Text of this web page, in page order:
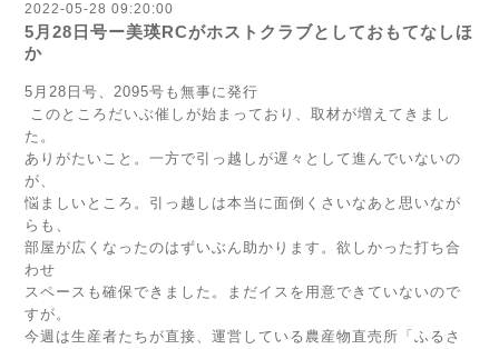
2022-05-28 09:20:00
5月28日号ー美瑛RCがホストクラブとしておもてなしほ
か
5月28日号、2095号も無事に発行
このところだいぶ催しが始まっており、取材が増えてきまし
た。
ありがたいこと。一方で引っ越しが遅々として進んでいないの
が、
悩ましいところ。引っ越しは本当に面倒くさいなあと思いなが
らも、
部屋が広くなったのはずいぶん助かります。欲しかった打ち合
わせ
スペースも確保できました。まだイスを用意できていないので
すが。
今週は生産者たちが直接、運営している農産物直売所「ふるさ